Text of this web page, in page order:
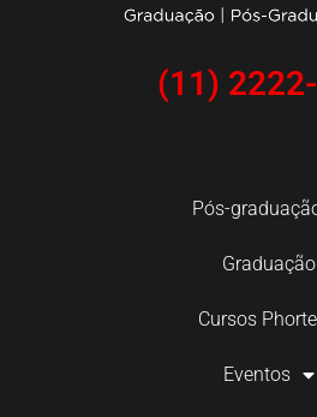
(11)
Pós-
Graduação
Cursos Phorte
Eventos